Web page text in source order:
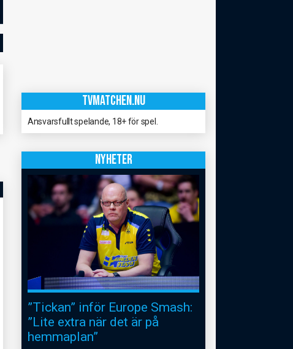
TVMATCHEN.NU
Ansvarsfullt spelande, 18+ för spel.
NYHETER
”Tickan” inför Europe Smash:
”Lite extra när det är på
hemmaplan”